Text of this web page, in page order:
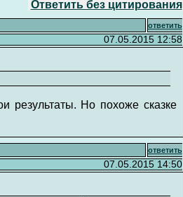
Ответить без цитирования
ответить
07.05.2015 12:58
результаты. Но похоже сказке
ответить
07.05.2015 14:50